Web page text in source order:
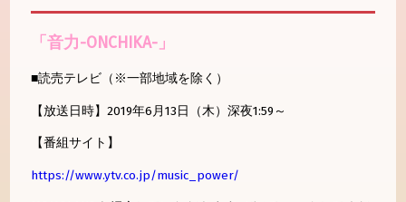
「音力-ONCHIKA-」
■読売テレビ（※一部地域を除く）
【放送日時】2019年6月13日（木）深夜1:59～
【番組サイト】
https://www.ytv.co.jp/music_power/